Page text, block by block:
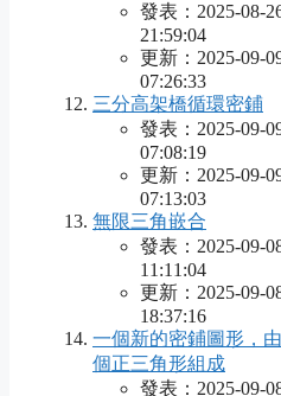
發表：2025-08-
21:59:04
更新：2025-09-
07:26:33
三分高架橋循環密鋪
發表：2025-09-
07:08:19
更新：2025-09-
07:13:03
無限三角嵌合
發表：2025-09-
11:11:04
更新：2025-09-
18:37:16
一個新的密鋪圖形，
個正三角形組成
發表：2025-09-